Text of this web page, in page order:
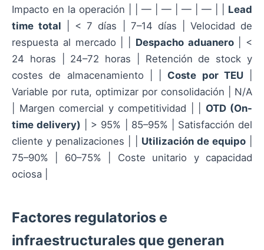
Impacto en la operación | | — | — | — | — | | Lead
time total | < 7 días | 7–14 días | Velocidad de
respuesta al mercado | | Despacho aduanero| <
24 horas | 24–72 horas | Retención de stock y
costes de almacenamiento | | Coste por TEU|
Variable por ruta, optimizar por consolidación | N/A
| Margen comercial y competitividad | | OTD (On-
time delivery) | > 95% | 85–95% | Satisfacción del
cliente y penalizaciones | | Utilización de equipo|
75–90% | 60–75% | Coste unitario y capacidad
ociosa |
Factores regulatorios e
infraestructurales que generan